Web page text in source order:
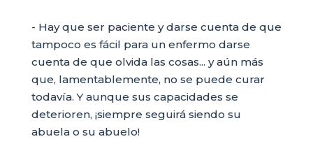
- Hay que ser paciente y darse cuenta de que
tampoco es fácil para un enfermo darse
cuenta de que olvida las cosas... y aún más
que, lamentablemente, no se puede curar
todavía. Y aunque sus capacidades se
deterioren, ¡siempre seguirá siendo su
abuela o su abuelo!